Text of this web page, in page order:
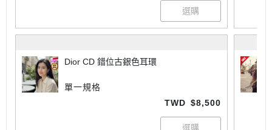
Dior CD 錯位古銀色耳環
單一規格
TWD $8,500